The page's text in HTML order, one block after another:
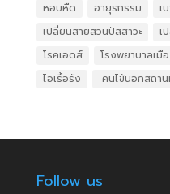
หอบหืด
อายุรกรรม เ
เปลี่ยนสายสวนปัสสาวะ
เ
โรคเอดส์
โรงพยาบาลเมื
ไอเรื้อรัง
คนไข้นอกสถา
Follow us